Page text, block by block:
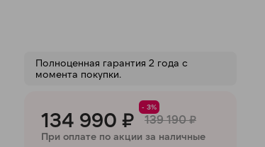
Полноценная гарантия 2 года с
момента покупки.
134 990 ₽
- 3%
139 190 ₽
При оплате по акции за наличные